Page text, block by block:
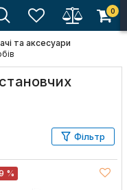
0
та аксесуари
Фільтр
%